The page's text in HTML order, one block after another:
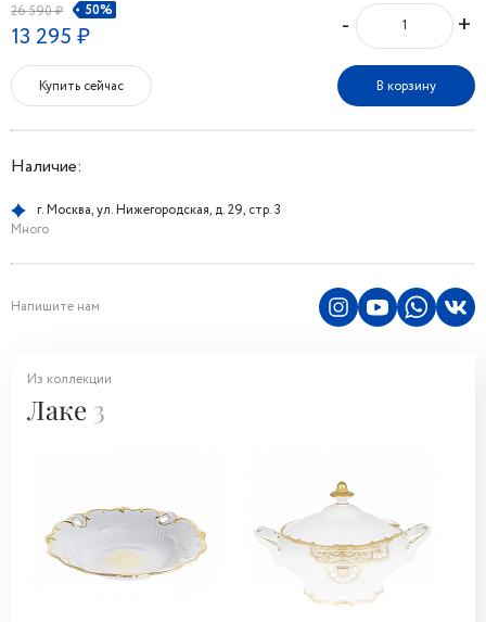
26 590 ₽ 50%
13 295 ₽ - +
Купить сейчас В корзину
Наличие:
г. Москва, ул. Нижегородская, д. 29, стр. 3
Много
Напишите нам
Из коллекции
Лаке 3